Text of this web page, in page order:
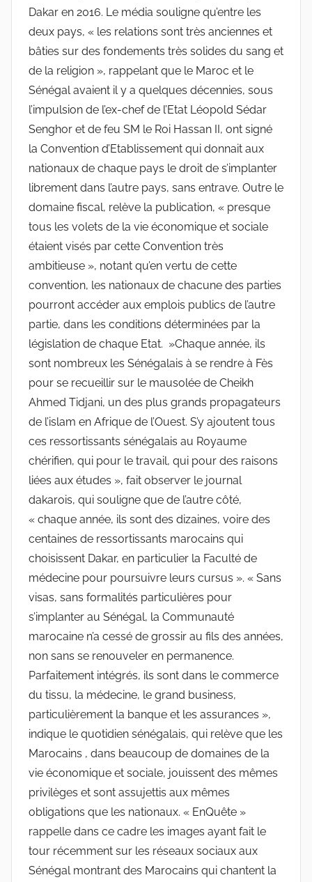
Dakar en 2016. Le média souligne qu’entre les
deux pays, « les relations sont très anciennes et
bâties sur des fondements très solides du sang et
de la religion », rappelant que le Maroc et le
Sénégal avaient il y a quelques décennies, sous
l’impulsion de l’ex-chef de l’Etat Léopold Sédar
Senghor et de feu SM le Roi Hassan II, ont signé
la Convention d’Etablissement qui donnait aux
nationaux de chaque pays le droit de s’implanter
librement dans l’autre pays, sans entrave. Outre le
domaine fiscal, relève la publication, « presque
tous les volets de la vie économique et sociale
étaient visés par cette Convention très
ambitieuse », notant qu’en vertu de cette
convention, les nationaux de chacune des parties
pourront accéder aux emplois publics de l’autre
partie, dans les conditions déterminées par la
législation de chaque Etat. »Chaque année, ils
sont nombreux les Sénégalais à se rendre à Fès
pour se recueillir sur le mausolée de Cheikh
Ahmed Tidjani, un des plus grands propagateurs
de l’islam en Afrique de l’Ouest. S’y ajoutent tous
ces ressortissants sénégalais au Royaume
chérifien, qui pour le travail, qui pour des raisons
liées aux études », fait observer le journal
dakarois, qui souligne que de l’autre côté,
« chaque année, ils sont des dizaines, voire des
centaines de ressortissants marocains qui
choisissent Dakar, en particulier la Faculté de
médecine pour poursuivre leurs cursus ». « Sans
visas, sans formalités particulières pour
s’implanter au Sénégal, la Communauté
marocaine n’a cessé de grossir au fils des années,
non sans se renouveler en permanence.
Parfaitement intégrés, ils sont dans le commerce
du tissu, la médecine, le grand business,
particulièrement la banque et les assurances »,
indique le quotidien sénégalais, qui relève que les
Marocains , dans beaucoup de domaines de la
vie économique et sociale, jouissent des mêmes
privilèges et sont assujettis aux mêmes
obligations que les nationaux. « EnQuête »
rappelle dans ce cadre les images ayant fait le
tour récemment sur les réseaux sociaux aux
Sénégal montrant des Marocains qui chantent la